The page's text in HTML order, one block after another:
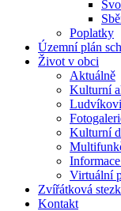
Poplatky
Územní plán
Život v obci
Aktuálně
Kulturní
Kulturní
Virtuální
Zvířátková
Kontakt